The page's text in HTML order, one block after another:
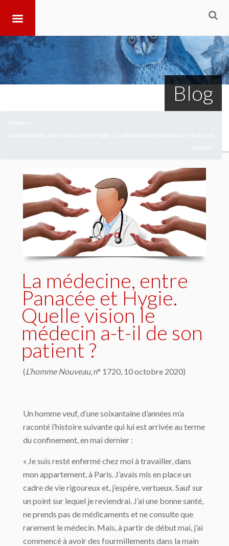
Blog
La médecine, entre
Panacée et Hygie.
Quelle vision le
médecin a-t-il de son
patient ?
(L’homme Nouveau, n° 1720, 10 octobre 2020)
Un homme veuf, d’une soixantaine d’années m’a
raconté l’histoire suivante qui lui est arrivée au terme
du confinement, en mai dernier :
« Je suis resté enfermé chez moi à travailler, dans
mon appartement, à Paris. J’avais mis en place un
cadre de vie rigoureux et, j’espère, vertueux. Sauf sur
un point sur lequel je reviendrai. J’ai une bonne santé,
ne prends pas de médicaments et ne consulte que
rarement le médecin. Mais, à partir de début mai, j’ai
commencé à avoir des fourmillements dans la main